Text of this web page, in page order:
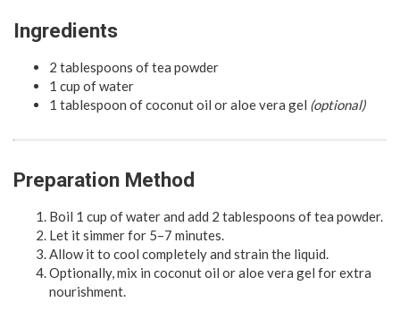
Ingredients
2 tablespoons of tea powder
1 cup of water
1 tablespoon of coconut oil or aloe vera gel (optional)
Preparation Method
Boil 1 cup of water and add 2 tablespoons of tea powder.
Let it simmer for 5–7 minutes.
Allow it to cool completely and strain the liquid.
Optionally, mix in coconut oil or aloe vera gel for extra
nourishment.